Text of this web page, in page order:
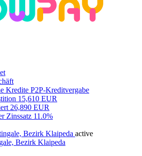
Kredite P2P-Kreditvergabe
15,610 EUR
26,890 EUR
Zinssatz 11.0%
active
Bezirk Klaipeda